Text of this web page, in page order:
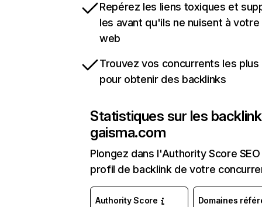
Repérez les liens toxiques et
les avant qu'ils ne nuisent à
web
Trouvez vos concurrents les
pour obtenir des backlinks
Statistiques sur les
gaisma.com
Plongez dans l'Authority Score
profil de backlink de votre
Authority Score Domaines